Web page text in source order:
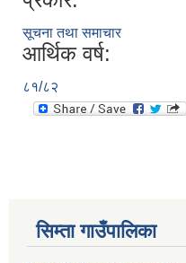
सूचना तथा समाचार
आर्थिक वर्ष:
८१/८२
सिम्ता गाउँपालिका